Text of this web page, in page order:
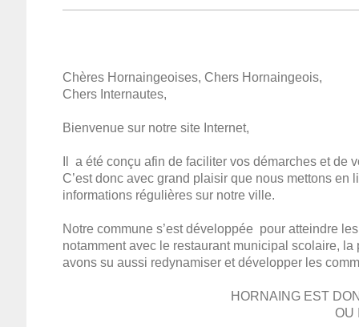
Chères Hornaingeoises, Chers Hornaingeois,
Chers Internautes,
Bienvenue sur notre site Internet,
Il a été conçu afin de faciliter vos démarches et de
C’est donc avec grand plaisir que nous mettons
informations régulières sur notre ville.
Notre commune s’est développée pour atteindre
notamment avec le restaurant municipal scolaire,
avons su aussi redynamiser et développer les
HORNAING EST
OU